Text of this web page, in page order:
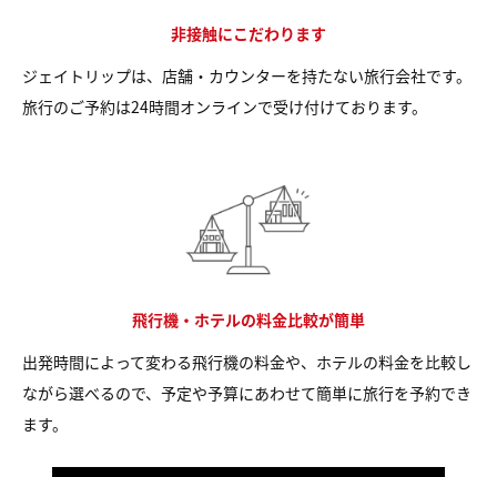
非接触にこだわります
ジェイトリップは、店舗・カウンターを持たない旅行会社です。
旅行のご予約は24時間オンラインで受け付けております。
飛行機・ホテルの料金比較が簡単
出発時間によって変わる飛行機の料金や、ホテルの料金を比較し
ながら選べるので、予定や予算にあわせて簡単に旅行を予約でき
ます。